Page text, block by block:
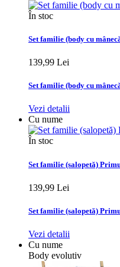
În stoc
Set familie (body cu
139,99 Lei
Set familie (body cu
Vezi detalii
Cu nume
În stoc
Set familie (salopetă)
139,99 Lei
Set familie (salopetă)
Vezi detalii
Cu nume
Body evolutiv